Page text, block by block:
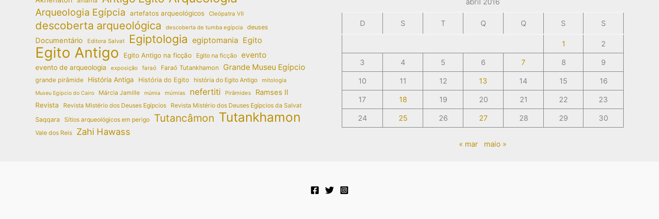
Arqueologia Egípcia artefatos arqueológicos Cleópatra VII
descoberta arqueológica descoberta de tumba egípcia deuses
Documentário Editora Salvat Egiptologia egiptomania Egito
Egito Antigo Egito Antigo na ficção Egito na ficção evento
evento de arqueologia exposição faraó Faraó Tutankhamon Grande Museu Egípcio
grande pirâmide História Antiga História do Egito história do Egito Antigo mitologia
Museu Egípcio do Cairo Márcia Jamille múmia múmias nefertiti Pirâmides Ramses II
Revista Revista Mistério dos Deuses Egípcios
Revista Mistério dos Deuses Egípcios da Salvat
Saqqara Sítios arqueológicos em perigo Tutancâmon Tutankhamon
Vale dos Reis Zahi Hawass
D S T Q Q S S
1
2
3
4 5 6 7 8
9
10
11 12 13 14 15
16
17
18 19 20 21 22
23
24
25 26 27 28 29 30
« mar maio »